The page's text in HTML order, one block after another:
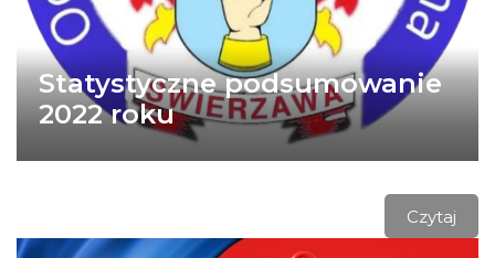
Statystyczne podsumowanie
2022 roku
Czytaj